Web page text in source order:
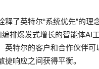
释了英特尔“系统优先”的
排爆发式增长的智能体AI
英特尔的客户和合作伙伴
响应之间获得平衡。